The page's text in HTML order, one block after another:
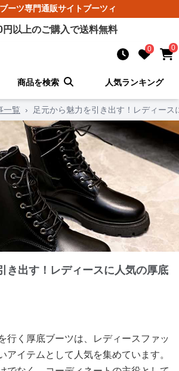
ーツ専門通販サイトブーツィ
円以上のご購入で送料無料
0 0
商品を検索 人気ランキング
一覧 › 足元から魅力を引き出す！レディース
き出す！レディースに人気の厚底
行く厚底ブーツは、レディースファッ
アイテムとして人気を集めています。